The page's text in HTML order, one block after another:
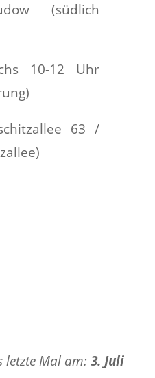
(südlich
10-12 Uhr
63 /
letzte Mal am: 3. Juli